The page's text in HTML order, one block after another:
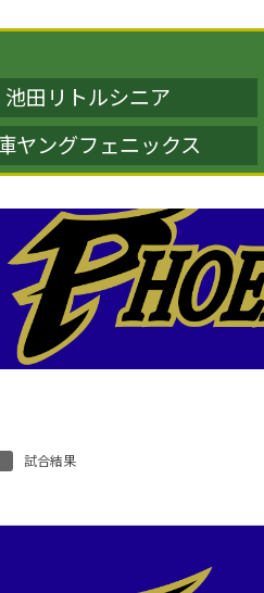
池田リトルシニア
ヤングフェニックス
試合結果